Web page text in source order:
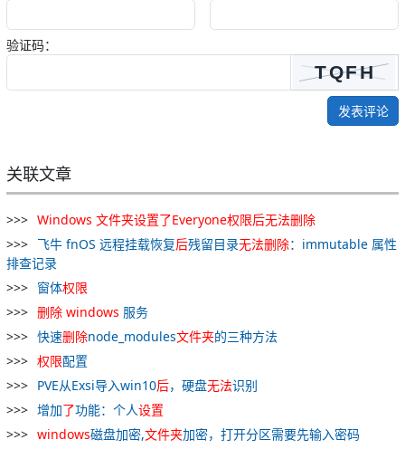
验证码：
发表评论
关联文章
Windows 文件夹设置了Everyone权限后无法删除
飞牛 fnOS 远程挂载恢复后残留目录无法删除：immutable 属性
排查记录
窗体权限
删除 windows 服务
快速删除node_modules文件夹的三种方法
权限配置
PVE从Exsi导入win10后，硬盘无法识别
增加了功能：个人设置
windows磁盘加密,文件夹加密，打开分区需要先输入密码